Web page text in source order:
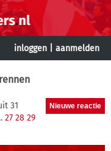
inloggen aanmelden
31
27 28 29